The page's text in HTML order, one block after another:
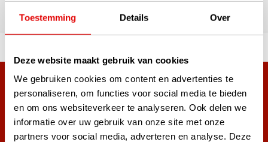
Toestemming Details Over
Deze website maakt gebruik van cookies
We gebruiken cookies om content en advertenties te
personaliseren, om functies voor social media te bieden
en om ons websiteverkeer te analyseren. Ook delen we
informatie over uw gebruik van onze site met onze
partners voor social media, adverteren en analyse. Deze
woord
Meer dan 38.000 klanten hebben zich al
aangemeld.
Word ook lid van de nieuwsbrief en mis nooit meer de beste
golf aanbiedingen!